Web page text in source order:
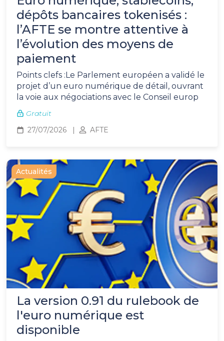
dépôts bancaires tokenisés :
l’AFTE se montre attentive à
l’évolution des moyens de
paiement
Points clefs :Le Parlement européen a validé le
projet d’un euro numérique de détail, ouvrant
la voie aux négociations avec le Conseil europ
Gratuit
27/07/2026
AFTE
Actualités
La version 0.91 du rulebook de
l'euro numérique est
disponible